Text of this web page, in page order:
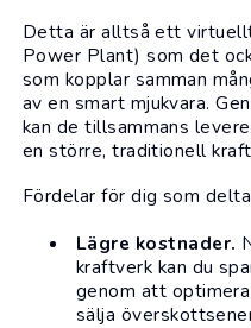
Detta är alltså ett
Power Plant) som det
som kopplar samman
av en smart mjukvara.
kan de tillsammans
en större, traditionell
Fördelar för dig som
Lägre kostnader.
kraftverk kan du
genom att
sälja